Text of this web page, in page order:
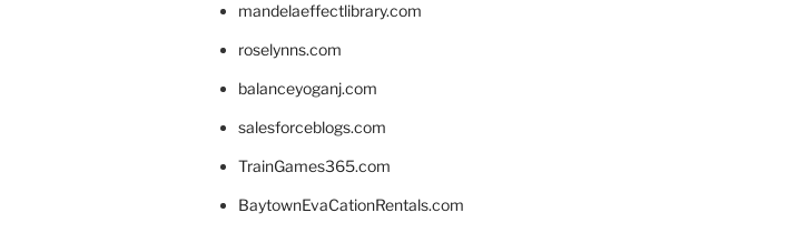
mandelaeffectlibrary.com
roselynns.com
balanceyoganj.com
salesforceblogs.com
TrainGames365.com
BaytownEvaCationRentals.com